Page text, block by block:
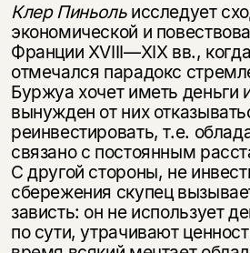
Клер Пиньоль исследует
экономической и
Франции XVIII—XIX вв.,
отмечался парадокс
Буржуа хочет иметь деньги
вынужден от них
реинвестировать, т.е.
связано с постоянным
С другой стороны, не
сбережения скупец
зависть: он не использует
по сути, утрачивают